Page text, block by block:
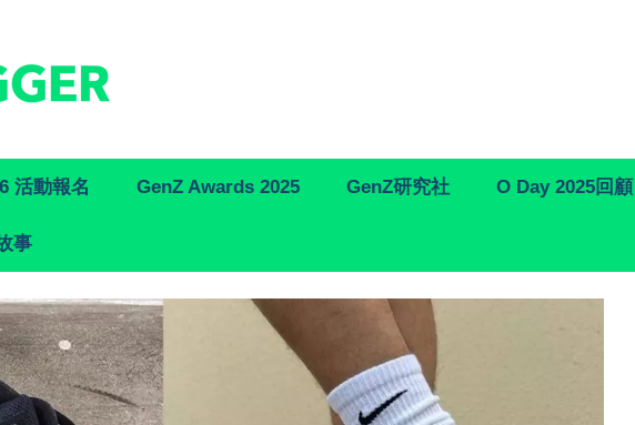
活動報名 GenZ Awards 2025 GenZ研究社 O Day 2025回顧
事